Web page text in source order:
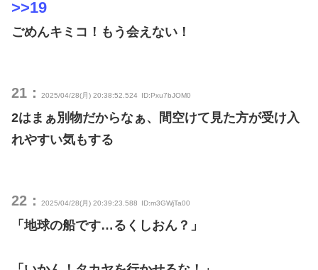
>>19
ごめんキミコ！もう会えない！
21： 2025/04/28(月) 20:38:52.524 ID:Pxu7bJOM0
2はまぁ別物だからなぁ、間空けて見た方が受け入
れやすい気もする
22： 2025/04/28(月) 20:39:23.588 ID:m3GWjTa00
「地球の船です…るくしおん？」